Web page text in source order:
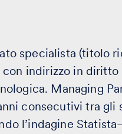
specialista (titolo
indirizzo in
Managing
consecutivi tra gli
l’indagine